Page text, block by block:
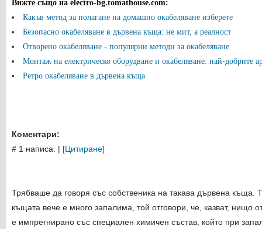
Вижте също на electro-bg.tomathouse.com:
Какъв метод за полагане на домашно окабеляване изберете
Безопасно окабеляване в дървена къща: не мит, а реалност
Отворено окабеляване - популярни методи за окабеляване
Монтаж на електрическо оборудване и окабеляване: най-добрите
Ретро окабеляване в дървена къща
Коментари:
# 1 написа: | [Цитиране]
Трябваше да говоря със собственика на такава дървена къща.
къщата вече е много запалима, той отговори, че, казват, нищо
е импрегнирано със специален химичен състав, който при